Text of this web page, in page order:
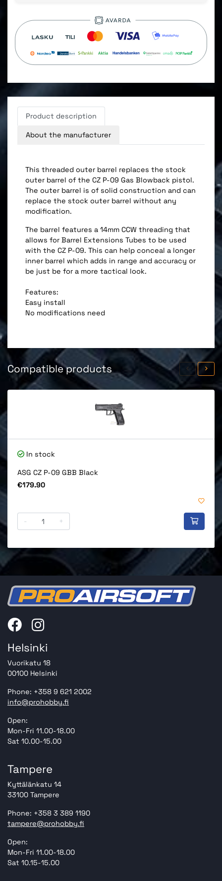
Product description
About the manufacturer
This threaded outer barrel replaces the stock
outer barrel of the CZ P-09 Gas Blowback pistol.
The outer barrel is of solid construction and can
replace the stock outer barrel without any
modification.
The barrel features a 14mm CCW threading that
allows for Barrel Extensions Tubes to be used
with the CZ P-09. This can help conceal a longer
inner barrel which adds in range and accuracy or
be just be for a more tactical look.
Features:
Easy install
No modifications need
Compatible products
In stock
ASG CZ P-09 GBB Black
Price
€179.90
- +
Helsinki
Vuorikatu 18
00100 Helsinki
Phone: +358 9 621 2002
info@prohobby.fi
Open:
Mon-Fri 11.00-18.00
Sat 10.00-15.00
Tampere
Kyttälänkatu 14
33100 Tampere
Phone: +358 3 389 1190
tampere@prohobby.fi
Open:
Mon-Fri 11.00-18.00
Sat 10.15-15.00